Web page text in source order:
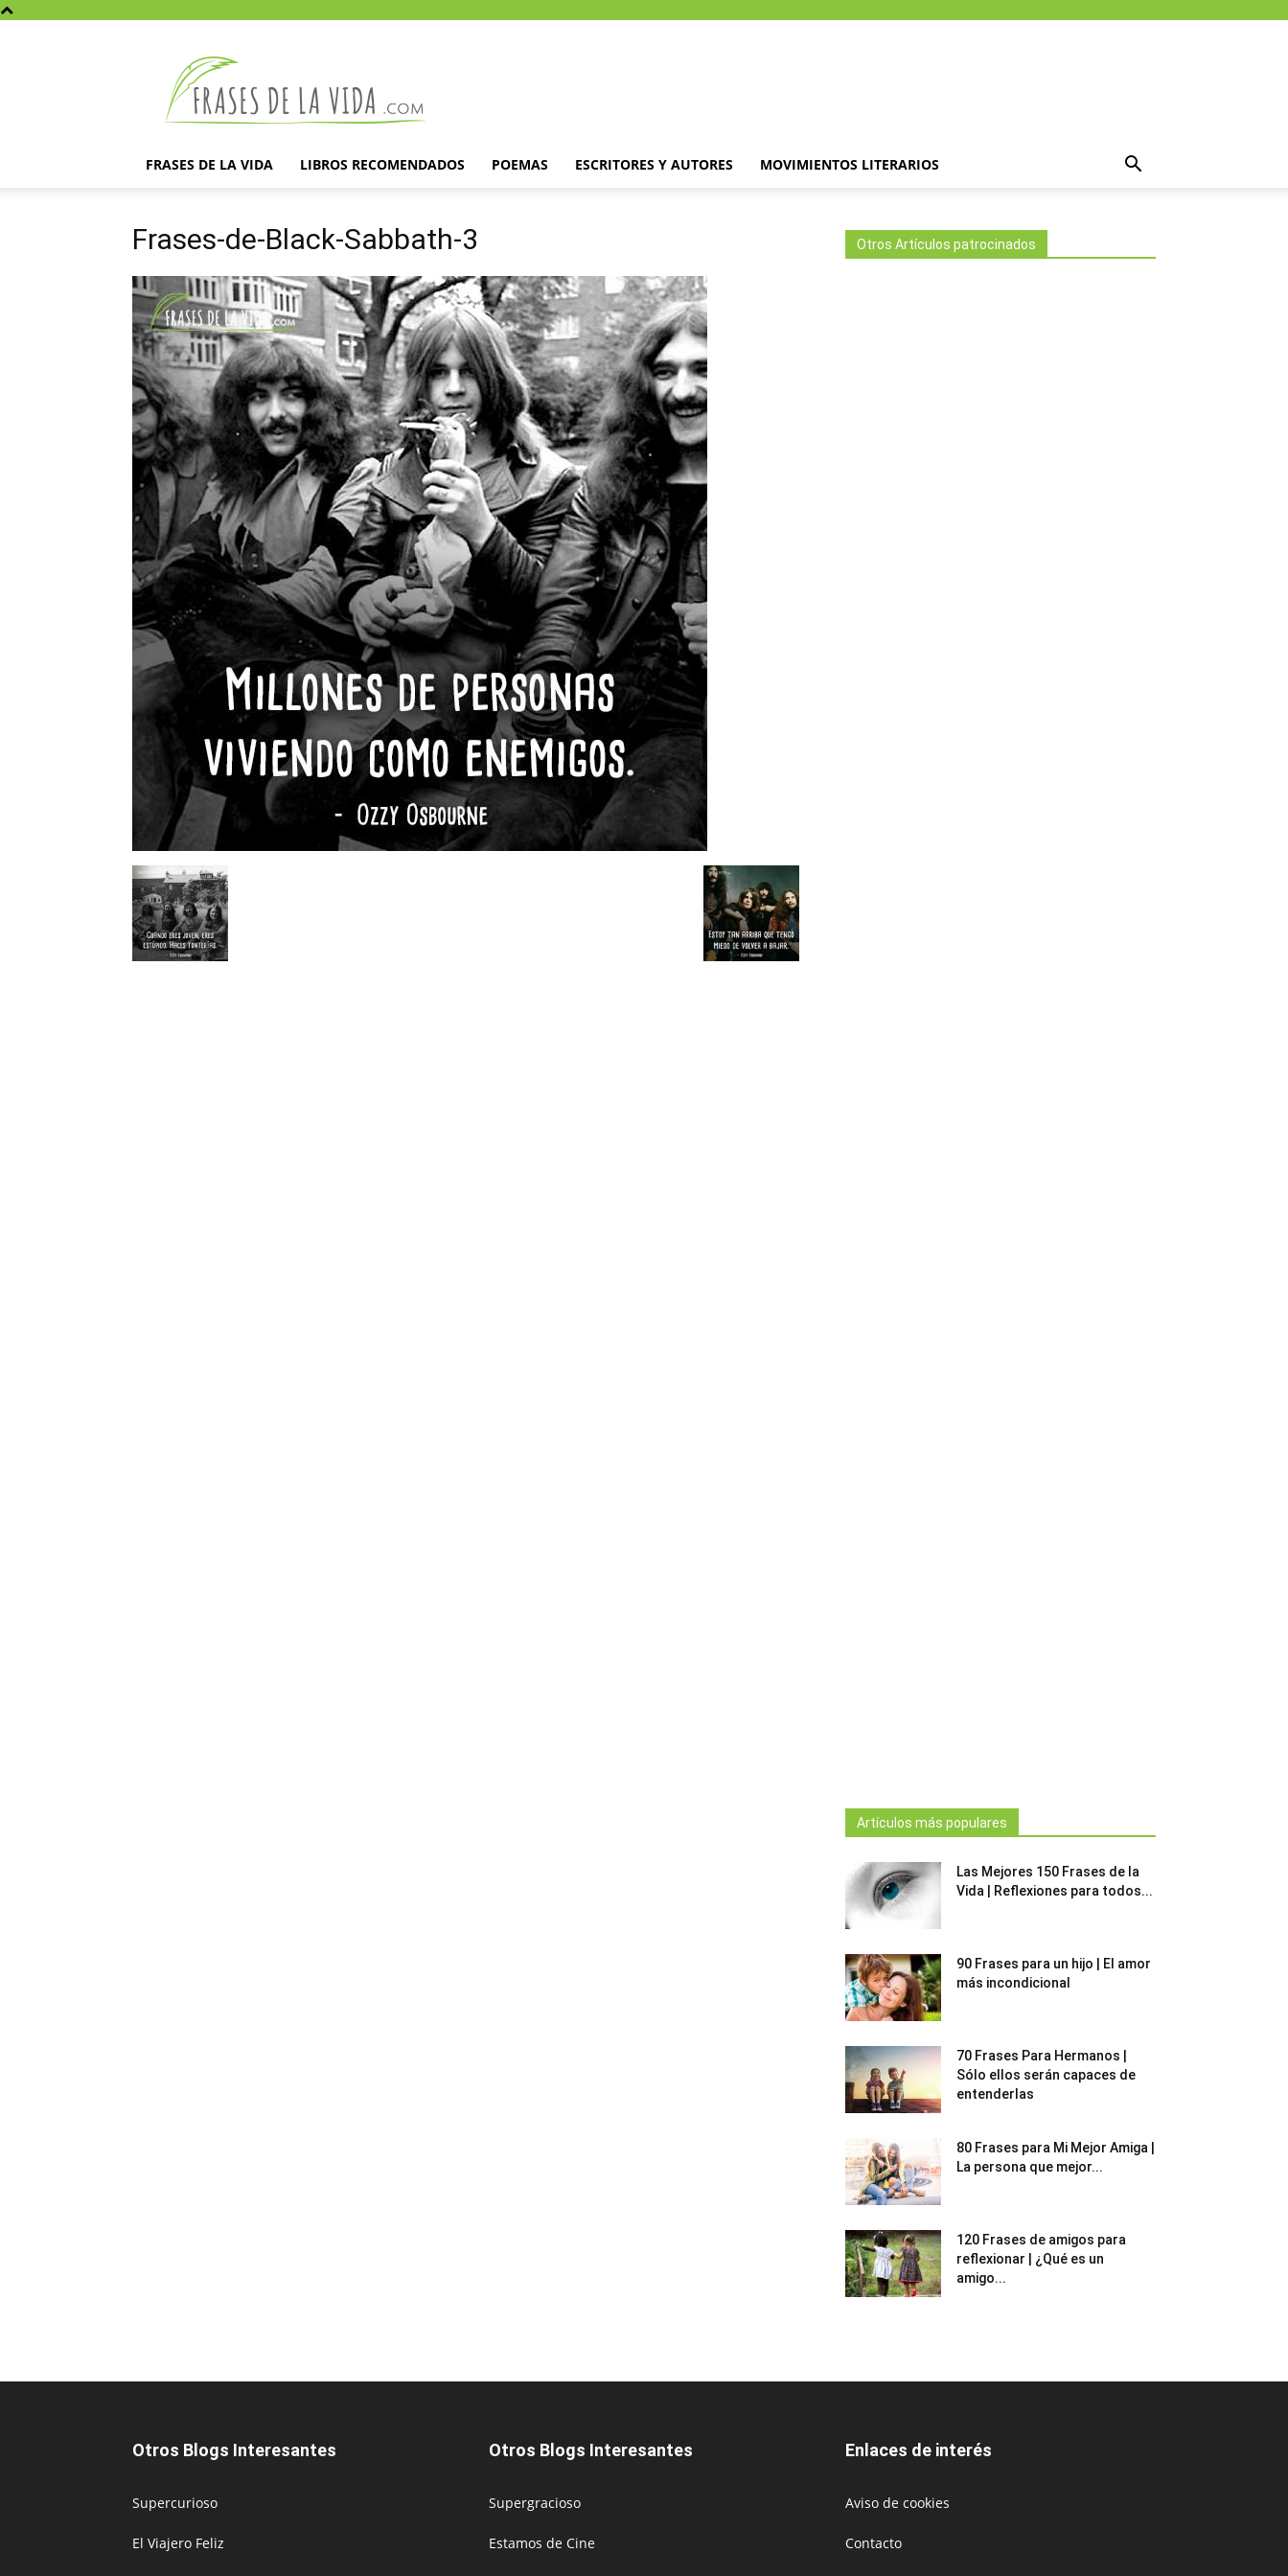
la
vida
FRASES DE LA VIDA LIBROS RECOMENDADOS POEMAS ESCRITORES Y AUTORES MOVIMIENTOS LITERARIOS
Frases-de-Black-Sabbath-3 Otros Artículos patrocinados
Artículos más populares
Las Mejores 150 Frases de la
Vida | Reflexiones para todos...
90 Frases para un hijo | El amor
más incondicional
70 Frases Para Hermanos |
Sólo ellos serán capaces de
entenderlas
80 Frases para Mi Mejor Amiga |
La persona que mejor...
120 Frases de amigos para
reflexionar | ¿Qué es un
amigo...
Otros Blogs Interesantes
Supercurioso
El Viajero Feliz
Otros Blogs Interesantes
Supergracioso
Estamos de Cine
Enlaces de interés
Aviso de cookies
Contacto